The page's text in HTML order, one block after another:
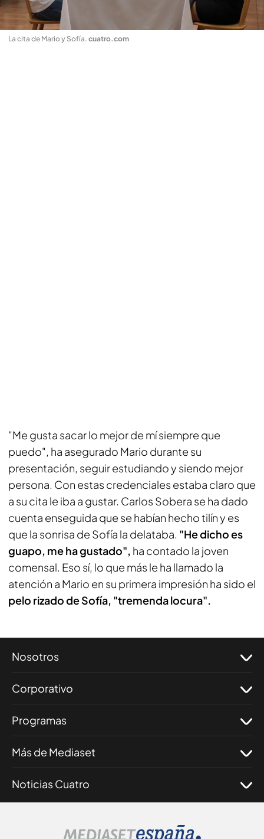
La cita de Mario y Sofía. cuatro.com
"Me gusta sacar lo mejor de mí siempre que
puedo", ha asegurado Mario durante su
presentación, seguir estudiando y siendo mejor
persona. Con estas credenciales estaba claro que
a su cita le iba a gustar. Carlos Sobera se ha dado
cuenta enseguida que se habían hecho tilín y es
que la sonrisa de Sofía la delataba. "He dicho es
guapo, me ha gustado", ha contado la joven
comensal. Eso sí, lo que más le ha llamado la
atención a Mario en su primera impresión ha sido el
pelo rizado de Sofía, "tremenda locura".
Nosotros
Corporativo
Programas
Más de Mediaset
Noticias Cuatro